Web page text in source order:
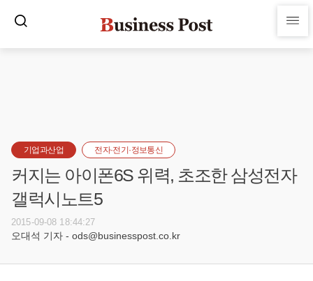
기업과산업 전자·전기·정보통신
커지는 아이폰6S 위력, 초조한 삼성전자
갤럭시노트5
2015-09-08 18:44:27
오대석 기자 - ods@businesspost.co.kr